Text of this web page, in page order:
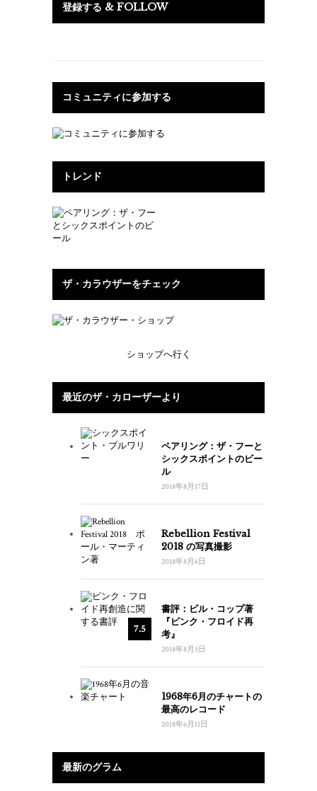
登録する & FOLLOW
コミュニティに参加する
トレンド
ザ・カラウザーをチェック
ショップへ行く
最近のザ・カローザーより
ペアリング：ザ・フーと
シックスポイントのビー
ル
2018年8月17日
Rebellion Festival
2018 の写真撮影
2018年8月6日
7.5
書評：ビル・コップ著
『ピンク・フロイド再
考』
2018年8月3日
1968年6月のチャートの
最高のレコード
2018年6月11日
最新のグラム